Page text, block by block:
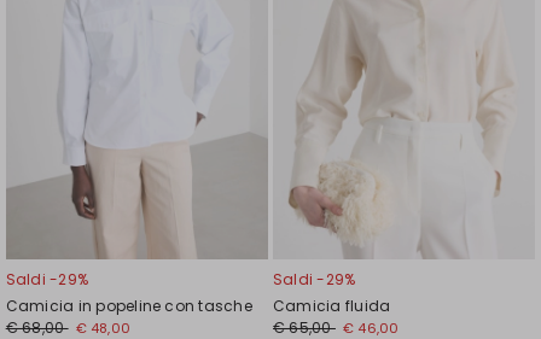
Saldi -29%
Camicia in popeline con tasche
€ 68,00 € 48,00
Saldi -29%
Camicia fluida
€ 65,00 € 46,00